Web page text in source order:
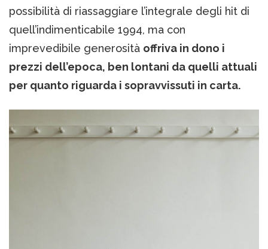
possibilità di riassaggiare l’integrale degli hit di
quell’indimenticabile 1994, ma con
imprevedibile generosità offriva in dono i
prezzi dell’epoca, ben lontani da quelli attuali
per quanto riguarda i sopravvissuti in carta.